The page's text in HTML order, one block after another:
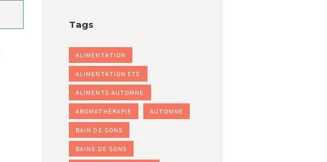
Tags
ALIMENTATION
ALIMENTATION ÉTÉ
ALIMENTS AUTOMNE
AROMATHÉRAPIE AUTOMNE
BAIN DE SONS
BAINS DE SONS